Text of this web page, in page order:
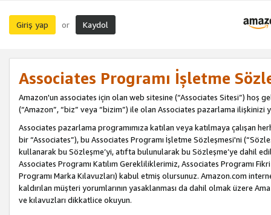
Giriş yap or Kaydol
Associates Programı İşletme
Amazon'un associates için olan web sitesine (“Associates Sitesi”) hoş
(“Amazon”, “biz” veya “bizim”) ile olan Associates pazarlama ilişkinizi
Associates pazarlama programımıza katılan veya katılmaya çalışan
bir “Associates”), bu Associates Programı İşletme Sözleşmesi'ni
kullanarak bu Sözleşme’yi, atıfta bulunularak bu Sözleşme’ye dahil
Associates Programı Katılım Gerekliliklerimiz, Associates Programı
Programı Marka Kılavuzları) kabul etmiş olursunuz. Amazon.com
kaldırılan müşteri yorumlarının yasaklanması da dahil olmak üzere
ve kılavuzları dikkatlice okuyun.